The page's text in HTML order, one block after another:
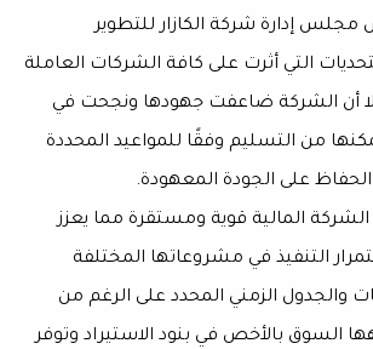
مجلس إدارة شركة الكازار للتطوير
التي أثرت على كافة الشركات العاملة
أن الشركة ضاعفت جهودها ونجحت في
من التسليم وفقًا للمواعيد المحددة
على الجودة المعهودة.
الشركة المالية قوية ومستقرة مما يعزز
التنفيذ في مشروعاتها المختلفة
والجدول الزمني المحدد على الرغم من
السوق بالأخص في بنود الاستيراد وتوفر